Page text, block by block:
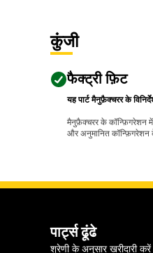
कुंजी
फैक्ट्री फ़िट
यह पार्ट मैनुफ़ैक्चरर के
मैनुफ़ैक्चरर के कॉन्फ़िगरेशन
और अनुमानित कॉन्फ़िगरेशन
पार्ट्स ढूंढे
श्रेणी के अनुसार खरीदारी करें